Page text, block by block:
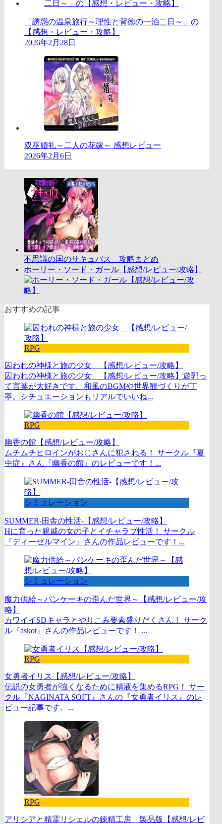
「誘惑の温泉旅行～理性と背徳の一泊二日～」の
【感想・レビュー・攻略】
2026年2月28日
双巫婚礼～二人の花嫁～ 感想レビュー
2026年2月6日
不思議の国のサキュバス 攻略まとめ
ホーリー・ソード・ガール【感想/レビュー/攻略】
おすすめの記事
RPG
囚われの神様と旅の少女 【感想/レビュー/攻略】
囚われの神様と旅の少女 【感想/レビュー/攻略】遊郭っ
て言葉が大好きです。和風のBGMや世界観づくりが丁
寧。シチュエーションもリアルでいいね...
RPG
幽香の館【感想/レビュー/攻略】
ムチムチヒロインがおじさんに犯される！ サークル『夏
中症』さん『幽香の館』のレビューです！...
シミュレーション
SUMMER-田舎の性活-【感想/レビュー/攻略】
Hに育った親戚の女の子とイチャラブ性活！ サークル
『ディーゼルマイン』さんの作品レビューです！...
シミュレーション
魔力供給～パンケーキの歪んだ世界～【感想/レビュー/攻
略】
カワイイSDキャラとやりこみ要素盛りだくさん！ サーク
ル『askot』さんの作品レビューです！ ...
RPG
女勇者イリス【感想/レビュー/攻略】
伝説の女勇者が強くなるために精液を集めるRPG！ サー
クル『NAGINATA SOFT』さんの『女勇者イリス』のレ
ビュー記事です。...
RPG
アリシアと精霊リシェルの錬精工房 製品版【感想/レビ